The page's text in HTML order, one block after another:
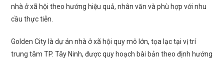
nhà ở xã hội theo hướng hiệu quả, nhân văn và phù hợp với nhu
cầu thực tiễn.
Golden City là dự án nhà ở xã hội quy mô lớn, tọa lạc tại vị trí
trung tâm TP. Tây Ninh, được quy hoạch bài bản theo định hướng